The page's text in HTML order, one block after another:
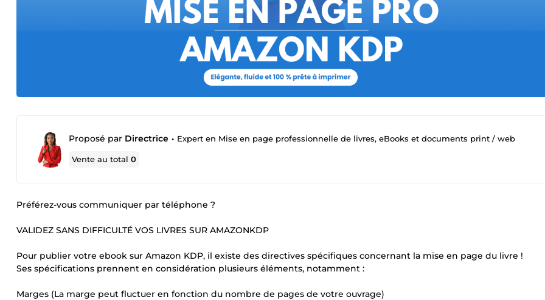
Proposé par Directrice • Expert en Mise en page professionnelle de livres, eBooks et documents print / web
Vente au total0
Préférez-vous communiquer par téléphone ?
VALIDEZ SANS DIFFICULTÉ VOS LIVRES SUR AMAZONKDP
Pour publier votre ebook sur Amazon KDP, il existe des directives spécifiques concernant la mise en page du livre !
Ses spécifications prennent en considération plusieurs éléments, notamment :
Marges (La marge peut fluctuer en fonction du nombre de pages de votre ouvrage)